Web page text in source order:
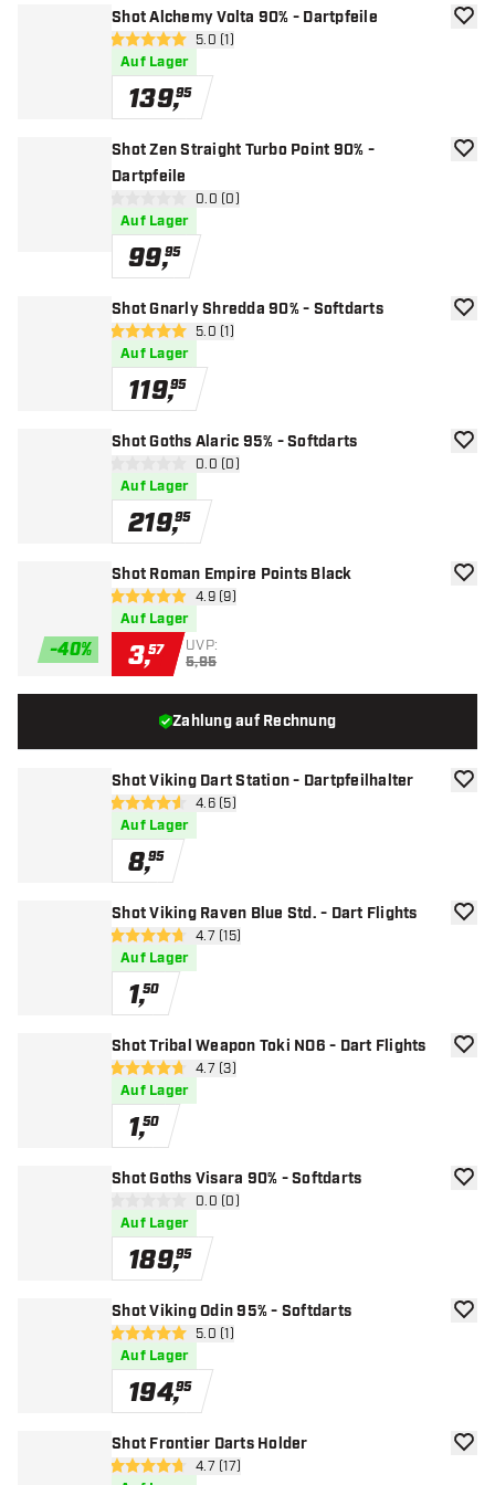
Shot Alchemy Volta 90% - Dartpfeile
Bewertungsbereich öffnen
5 Bewertungssterne
5.0 (1)
Auf Lager
139,95
Zur
Shot Zen Straight Turbo Point 90% -
Dartpfeile
Bewertungsbereich öffnen
0 Bewertungssterne
0.0 (0)
Auf Lager
99,95
Zur
Shot Gnarly Shredda 90% - Softdarts
Bewertungsbereich öffnen
5 Bewertungssterne
5.0 (1)
Auf Lager
119,95
Zur
Shot Goths Alaric 95% - Softdarts
Bewertungsbereich öffnen
0 Bewertungssterne
0.0 (0)
Auf Lager
219,95
Zur
-40%
Shot Roman Empire Points Black
Bewertungsbereich öffnen
4.9 Bewertungssterne
4.9 (9)
Auf Lager
3,57 UVP:
5,95
Zur
Shot Viking Dart Station - Dartpfeilhalter
Bewertungsbereich öffnen
4.6 Bewertungssterne
4.6 (5)
Auf Lager
8,95
Zur
Shot Viking Raven Blue Std. - Dart Flights
Bewertungsbereich öffnen
4.7 Bewertungssterne
4.7 (15)
Auf Lager
1,50
Zur
Shot Tribal Weapon Toki NO6 - Dart Flights
Bewertungsbereich öffnen
4.7 Bewertungssterne
4.7 (3)
Auf Lager
1,50
Zur
Shot Goths Visara 90% - Softdarts
Bewertungsbereich öffnen
0 Bewertungssterne
0.0 (0)
Auf Lager
189,95
Zur
Shot Viking Odin 95% - Softdarts
Bewertungsbereich öffnen
5 Bewertungssterne
5.0 (1)
Auf Lager
194,95
Zur
Shot Frontier Darts Holder
Bewertungsbereich öffnen
4.7 Bewertungssterne
4.7 (17)
Zur
Zahlung auf Rechnung